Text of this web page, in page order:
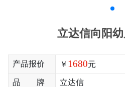
立达信向阳
产品报价 ￥ 1680元
品 牌 立达信